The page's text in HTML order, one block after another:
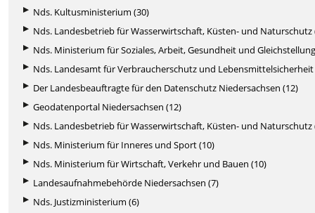
Nds. Kultusministerium (30)
Nds. Landesbetrieb für Wasserwirtschaft, Küsten- und Naturschutz
Nds. Ministerium für Soziales, Arbeit, Gesundheit und
Nds. Landesamt für Verbraucherschutz und Lebensmittelsicherheit
Der Landesbeauftragte für den Datenschutz Niedersachsen (12)
Geodatenportal Niedersachsen (12)
Nds. Landesbetrieb für Wasserwirtschaft, Küsten- und Naturschutz
Nds. Ministerium für Inneres und Sport (10)
Nds. Ministerium für Wirtschaft, Verkehr und Bauen (10)
Landesaufnahmebehörde Niedersachsen (7)
Nds. Justizministerium (6)